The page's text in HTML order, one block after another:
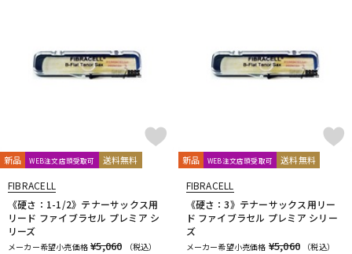
新品 WEB注文店頭受取可 送料無料
FIBRACELL
《硬さ：1-1/2》テナーサックス用
リード ファイブラセル プレミア シ
リーズ
メーカー希望小売価格 ¥5,060
（税込）
新品 WEB注文店頭受取可 送料無料
FIBRACELL
《硬さ：3》テナーサックス用リー
ド ファイブラセル プレミア シリー
ズ
メーカー希望小売価格 ¥5,060
（税込）